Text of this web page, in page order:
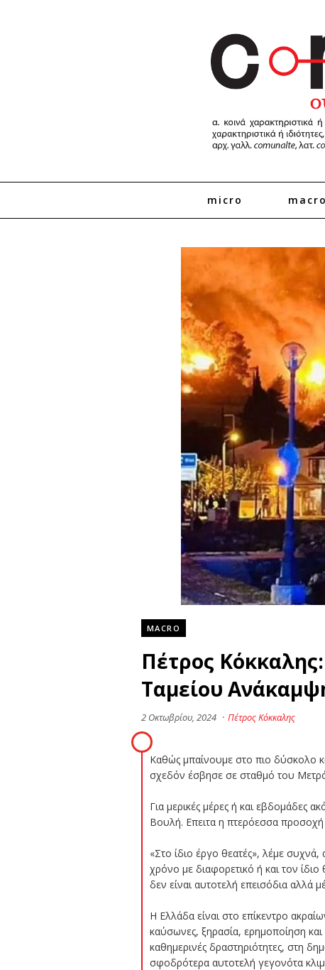
micro macro
MACRO
Πέτρος
Ταμείου
2 Οκτωβρίου, 2024 · Πέτρος Κόκκαλης
Καθώς μπαίνουμε στο πιο δύσκολο
σχεδόν έσβησε σε σταθμό του Μετρό
Για μερικές μέρες ή και εβδομάδες
Βουλή. Επειτα η πτερόεσσα
«Στο ίδιο έργο θεατές», λέμε
χρόνο με διαφορετικό ή και τον
δεν είναι αυτοτελή επεισόδια αλλά
Η Ελλάδα είναι στο επίκεντρο
καύσωνες, ξηρασία, ερημοποίηση
καθημερινές δραστηριότητες, στη
σφοδρότερα αυτοτελή γεγονότα